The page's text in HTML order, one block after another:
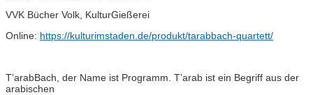
VVK Bücher Volk, KulturGießerei
Online: https://kulturimstaden.de/produkt/tarabbach-quartett/
T’arabBach, der Name ist Programm. T’arab ist ein Begriff aus der
arabischen